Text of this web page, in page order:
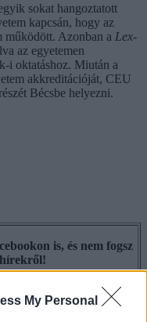
My Personal
sokat hangoztatott
kapcsán, hogy az
működött. Azonban a Lex-
az egyetemen
i oktatáshoz. Miután a
akkreditációját, CEU
Bécsbe helyezni.
is, és nem fogsz